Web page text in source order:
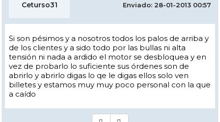
Ceturso31 Enviado: 28-01-2013 00:57
Si son pésimos y a nosotros todos los palos de arriba y
de los clientes y a sido todo por las bullas ni alta
tensión ni nada a ardido el motor se desbloquea y en
vez de probarlo lo suficiente sus órdenes son de
abrirlo y abrirlo digas lo qe le digas ellos solo ven
billetes y estamos muy muy poco personal con la que
a caído